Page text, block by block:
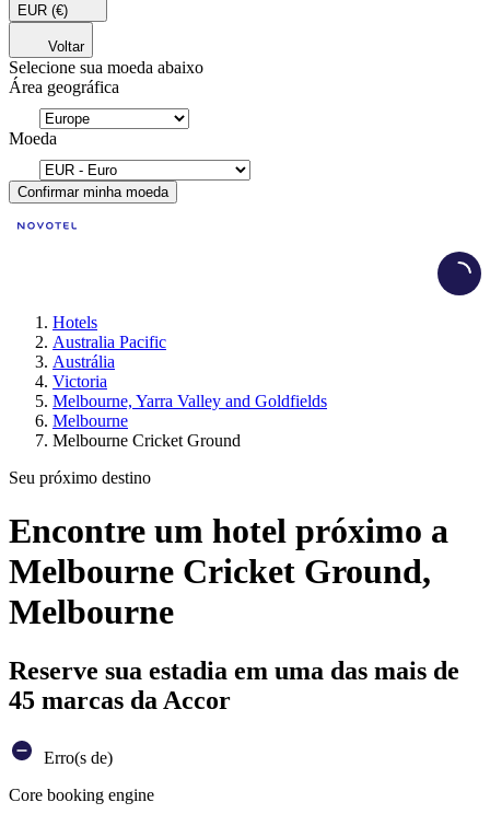
EUR (€)
Voltar
Selecione sua moeda abaixo
Área geográfica
Moeda
Confirmar minha moeda
Hotels
Australia Pacific
Austrália
Victoria
Melbourne, Yarra Valley and Goldfields
Melbourne
Melbourne Cricket Ground
Seu próximo destino
Encontre um hotel próximo a
Melbourne Cricket Ground,
Melbourne
Reserve sua estadia em uma das mais de
45 marcas da Accor
Erro(s de)
Core booking engine